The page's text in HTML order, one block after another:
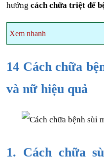
hướngcách chữa triệt để
Xem nhanh
14 Cách chữa
và nữ hiệu quả
1. Cách chữa